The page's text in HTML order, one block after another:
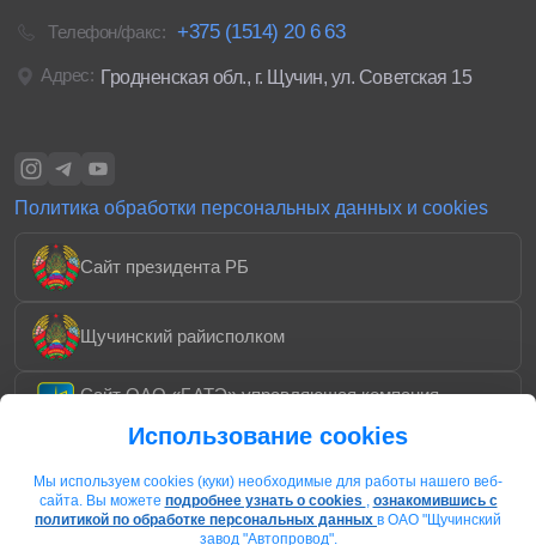
Использование cookies
Мы используем cookies (куки) необходимые для работы нашего веб-
сайта. Вы можете подробнее узнать о cookies , ознакомившись с
политикой по обработке персональных данных в ОАО "Щучинский
завод "Автопровод".
Телефон/факс: +375 (1514) 20 6 63
Адрес: Гродненская обл., г. Щучин, ул. Советская 15
Политика обработки персональных данных и cookies
Сайт президента РБ
Щучинский райисполком
Сайт ОАО «БАТЭ» управляющая компания
Охотничье-рыболовное хозяйство «Каменское»